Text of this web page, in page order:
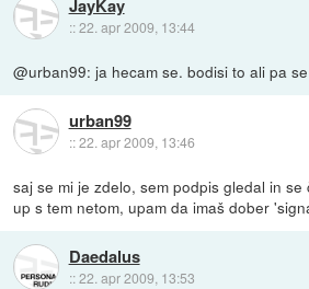
JayKay
::22. apr 2009, 13:44
@urban99: ja hecam se. bodisi to ali pa
urban99
::22. apr 2009, 13:46
saj se mi je zdelo, sem podpis gledal in
up s tem netom, upam da imaš dober
Daedalus
::22. apr 2009, 13:53